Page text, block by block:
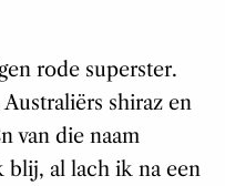
rode superster.
shiraz en
van die naam
blij, al lach ik na een